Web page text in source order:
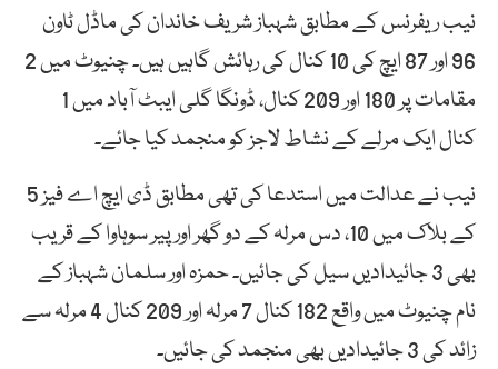
نیب ریفرنس کے مطابق شہباز شریف خاندان کی ماڈل ٹاون
96 اور 87 ایچ کی 10 کنال کی رہائش گاہیں ہیں۔ چنیوٹ میں 2
مقامات پر 180 اور 209 کنال، ڈونگا گلی ایبٹ آباد میں 1
کنال ایک مرلے کے نشاط لاجز کو منجمد کیا جائے۔
نیب نے عدالت میں استدعا کی تھی مطابق ڈی ایچ اے فیز 5
کے بلاک میں 10، دس مرلہ کے دو گھر اور پیر سوہاوا کے قریب
بھی 3 جائیدادیں سیل کی جائیں۔ حمزہ اور سلمان شہباز کے
نام چنیوٹ میں واقع 182 کنال 7 مرلہ اور 209 کنال 4 مرلہ سے
زائد کی 3 جائیدادیں بھی منجمد کی جائیں۔